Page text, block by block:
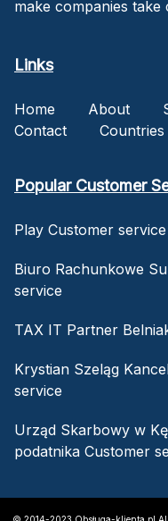
make companies
Links
Home About
Contact
Countries
Popular Customer
Play Customer service
Biuro Rachunkowe
service
TAX IT Partner
Krystian Szeląg
service
Urząd Skarbowy w
podatnika Customer
© 2014-2023 Obsługa-klienta.pl